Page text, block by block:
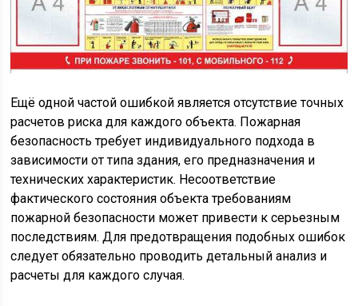
Ещё одной частой ошибкой является отсутствие точных
расчетов риска для каждого объекта. Пожарная
безопасность требует индивидуального подхода в
зависимости от типа здания, его предназначения и
технических характеристик. Несоответствие
фактического состояния объекта требованиям
пожарной безопасности может привести к серьезным
последствиям. Для предотвращения подобных ошибок
следует обязательно проводить детальный анализ и
расчеты для каждого случая.